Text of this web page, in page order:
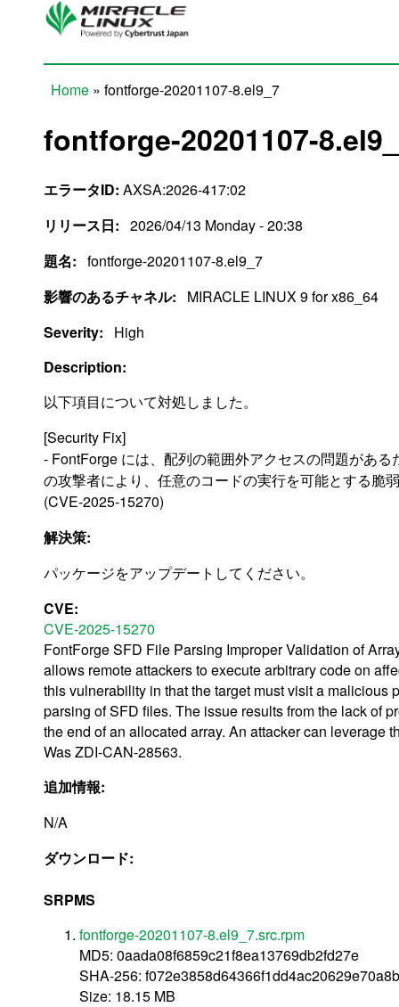
Skip to main content
Home » fontforge-20201107-8.el9_7
fontforge-20201107-
エラータID: AXSA:2026-417:02
リリース日: 2026/04/13 Monday - 20:38
題名: fontforge-20201107-8.el9_7
影響のあるチャネル:
MIRACLE LINUX 9 for x86_64
Severity:
High
Description:
以下項目について対処しました。
[Security Fix]
- FontForge には、配列の範囲外アクセスの問題がある
の攻撃者により、任意のコードの実行を可能とする脆
(CVE-2025-15270)
解決策:
パッケージをアップデートしてください。
CVE:
CVE-2025-15270
FontForge SFD File Parsing Improper Validation of
allows remote attackers to execute arbitrary code on
this vulnerability in that the target must visit a
parsing of SFD files. The issue results from the lack of
the end of an allocated array. An attacker can leverage
Was ZDI-CAN-28563.
追加情報:
N/A
ダウンロード:
SRPMS
fontforge-20201107-8.el9_7.src.rpm
MD5: 0aada08f6859c21f8ea13769db2fd27e
SHA-256:
Size: 18.15 MB